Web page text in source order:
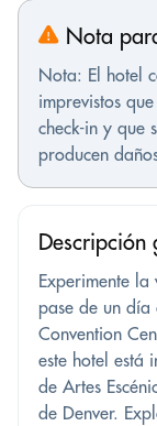
Nota
Nota: El hotel
imprevistos
check-in y que
producen
Descripción
Experimente
pase de un día
Convention
este hotel está
de Artes
de Denver.